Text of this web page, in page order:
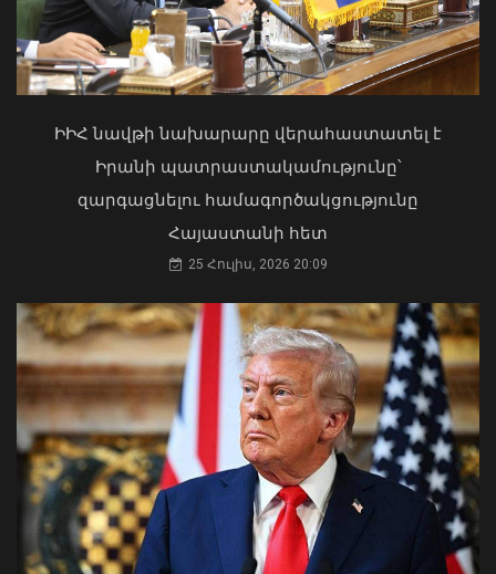
Արթուր Խուդինյանը նշանակվել է ՓԾ
տնօրենի տեղակալ․ Արամ
Ղազարյանն անձնակազմին է
ներկայացրել նորանշանակ
տեղակալին
07 Օգոստոս, 2026 21:05
նախագահին
04 Օգոստոս, 2026 17:41
Դուք 5 տարի ինձնից փախած եք ման
եկել. Կոնջորյանը՝ «Հայաստան»
դաշինքի պատգամավորներին
04 Օգոստոս, 2026 15:53
ԻԻՀ նավթի նախարարը վերահաստատել է
Իրանի պատրաստակամությունը՝
զարգացնելու համագործակցությունը
Հայաստանի հետ
25 Հուլիս, 2026 20:09